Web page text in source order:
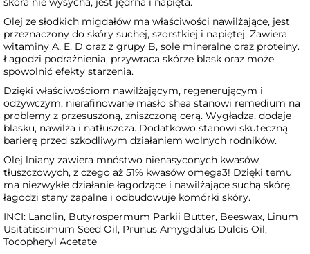
Olej ze słodkich migdałów ma właściwości nawilżające, jest
przeznaczony do skóry suchej, szorstkiej i napiętej. Zawiera
witaminy A, E, D oraz z grupy B, sole mineralne oraz proteiny.
Łagodzi podrażnienia, przywraca skórze blask oraz może
spowolnić efekty starzenia.
Dzięki właściwościom nawilżającym, regenerującym i
odżywczym, nierafinowane masło shea stanowi remedium na
problemy z przesuszoną, zniszczoną cerą. Wygładza, dodaje
blasku, nawilża i natłuszcza. Dodatkowo stanowi skuteczną
barierę przed szkodliwym działaniem wolnych rodników.
Olej lniany zawiera mnóstwo nienasyconych kwasów
tłuszczowych, z czego aż 51% kwasów omega3! Dzięki temu
ma niezwykłe działanie łagodzące i nawilżające suchą skórę,
łagodzi stany zapalne i odbudowuje komórki skóry.
INCI: Lanolin, Butyrospermum Parkii Butter, Beeswax, Linum
Usitatissimum Seed Oil, Prunus Amygdalus Dulcis Oil,
Tocopheryl Acetate